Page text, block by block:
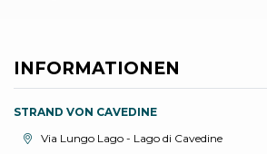
INFORMATIONEN
STRAND VON CAVEDINE
aria.location:
Via Lungo Lago - Lago di Cavedine